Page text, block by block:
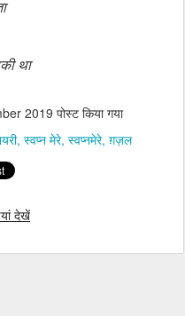
था
2019 पोस्ट किया गया
स्वप्न मेरे स्वप्नमेरे ग़ज़ल
देखें